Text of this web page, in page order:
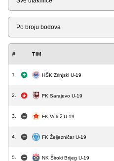
Liga
# TIM
1. HŠK Zrinjski U-19
2. FK Sarajevo U-19
3. FK Velež U-19
4. FK Željezničar U-19
5. NK Široki Brijeg U-19